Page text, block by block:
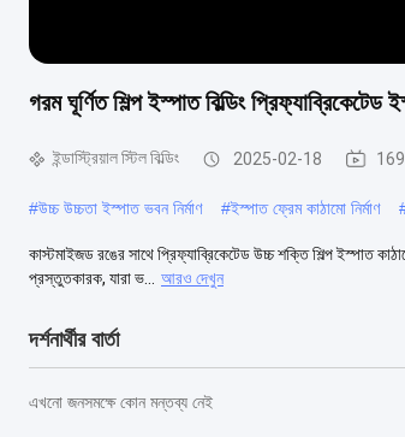
গরম ঘূর্ণিত শিল্প ইস্পাত বিল্ডিং প্রিফ্যাব্রিকেটেড
ইন্ডাস্ট্রিয়াল স্টিল বিল্ডিং 2025-02-18 169
#উচ্চ উচ্চতা ইস্পাত ভবন নির্মাণ #ইস্পাত ফ্রেম কাঠামো নির্মাণ
কাস্টমাইজড রঙের সাথে প্রিফ্যাব্রিকেটেড উচ্চ শক্তি শিল্প ইস্পাত
প্রস্তুতকারক, যারা ভ...
আরও দেখুন
দর্শনার্থীর বার্তা
এখনো জনসমক্ষে কোন মন্তব্য নেই